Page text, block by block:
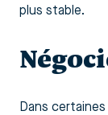
plus stable.
Dans